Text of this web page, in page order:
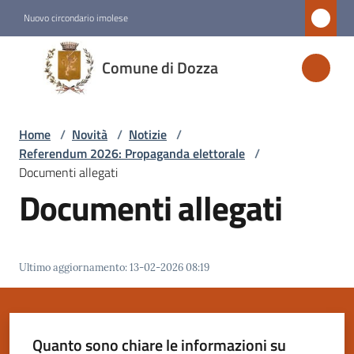
Nuovo circondario imolese
Comune di Dozza
Comune
di
Dozza
Amministrazione
Novità
Servizi
Vivere
Dozza
Home / Novità / Notizie /
Referendum 2026: Propaganda elettorale /
Documenti allegati
Documenti allegati
Ultimo aggiornamento:13-02-2026 08:19
Quanto sono chiare le informazioni su